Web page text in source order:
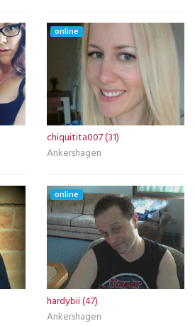
online
chiquitita007 (31)
Ankershagen
online
hardybii (47)
Ankershagen